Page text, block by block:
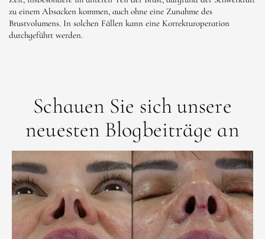
zu einem Absacken kommen, auch ohne eine Zunahme des
Brustvolumens. In solchen Fällen kann eine Korrekturoperation
durchgeführt werden.
Schauen Sie sich unsere
neuesten Blogbeiträge an